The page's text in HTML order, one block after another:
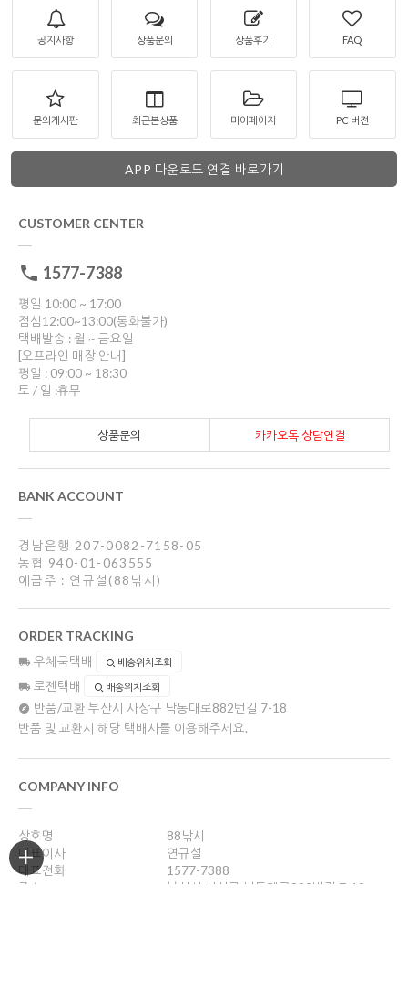
공지사항 상품문의 상품후기 FAQ
문의게시판 최근본상품 마이페이지 PC 버젼
APP 다운로드 연결 바로가기
CUSTOMER CENTER
1577-7388
평일 10:00 ~ 17:00
점심12:00~13:00(통화불가)
택배발송 : 월 ~ 금요일
[오프라인 매장 안내]
평일 : 09:00 ~ 18:30
토 / 일 :휴무
카카오톡 상담연결
상품문의
BANK ACCOUNT
경남은행 207-0082-7158-05
농협 940-01-063555
예금주 : 연규설(88낚시)
ORDER TRACKING
우체국택배 배송위치조회
로젠택배 배송위치조회
반품/교환 부산시 사상구 낙동대로882번길 7-18
반품 및 교환시 해당 택배사를 이용해주세요.
COMPANY INFO
상호명
88낚시
대표이사
연규설
대표전화
1577-7388
주소
부산시 사상구 낙동대로882번길 7-18